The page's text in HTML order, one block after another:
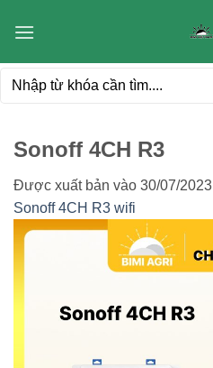
qua
dung
Tìm
Sonoff 4CH R3
Được xuất bản vào 30/07/2023
Sonoff 4CH R3 wifi